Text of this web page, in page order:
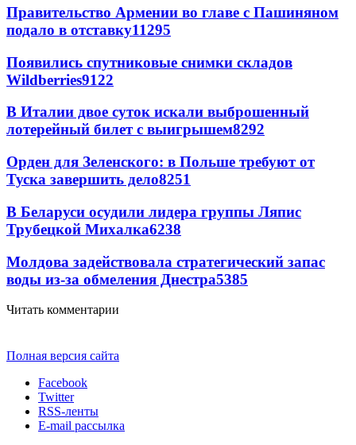
Правительство Армении во главе с Пашиняном
подало в отставку11295
Появились спутниковые снимки складов
Wildberries9122
В Италии двое суток искали выброшенный
лотерейный билет с выигрышем8292
Орден для Зеленского: в Польше требуют от
Туска завершить дело8251
В Беларуси осудили лидера группы Ляпис
Трубецкой Михалка6238
Молдова задействовала стратегический запас
воды из-за обмеления Днестра5385
Читать комментарии
Полная версия сайта
Facebook
Twitter
RSS-ленты
E-mail рассылка